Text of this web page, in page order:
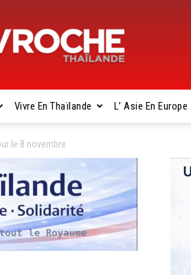
Gavroche
Thaïlande
Vivre En Thaïlande L’ Asie En Europe
le 8 novembre